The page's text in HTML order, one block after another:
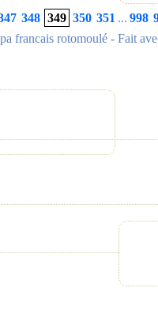
348 349 350 351 ... 998
francais rotomoulé - Fait